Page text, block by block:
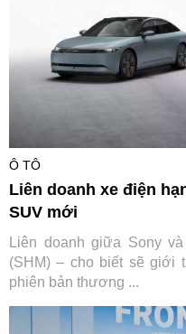
Ô TÔ
Liên doanh xe điện
SUV mới
Liên doanh giữa Sony
(SHM) – cho biết sẽ giới
phiên bản thương ...